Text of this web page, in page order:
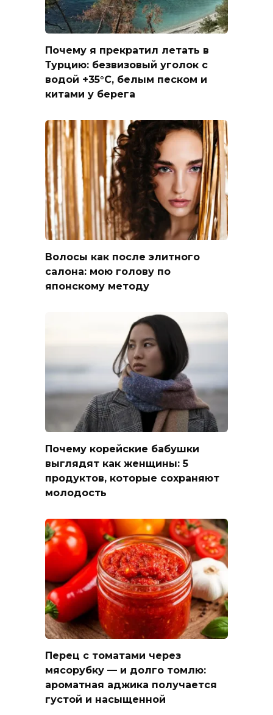
Почему я прекратил летать в
Турцию: безвизовый уголок с
водой +35°C, белым песком и
китами у берега
Волосы как после элитного
салона: мою голову по
японскому методу
Почему корейские бабушки
выглядят как женщины: 5
продуктов, которые сохраняют
молодость
Перец с томатами через
мясорубку — и долго томлю:
ароматная аджика получается
густой и насыщенной